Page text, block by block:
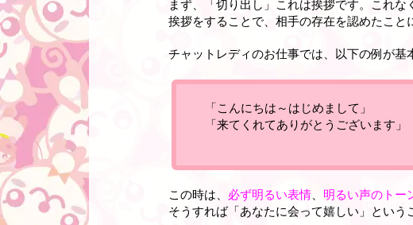
まず、「切り出し」これは挨拶です。これな
挨拶をすることで、相手の存在を認めたこと
チャットレディのお仕事では、以下の例が基
「こんにちは～はじめまして」
「来てくれてありがとうございます」
この時は、 必ず明るい表情 明るい声のトー
そうすれば「あなたに会って嬉しい」という